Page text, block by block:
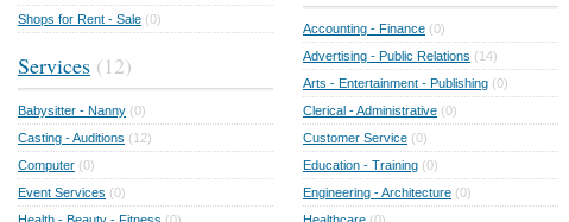
Shops for Rent - Sale (0)
Services (12)
Babysitter - Nanny (0)
Casting - Auditions (12)
Computer (0)
Event Services (0)
Accounting - Finance (0)
Advertising - Public Relations (14)
Arts - Entertainment - Publishing (0)
Clerical - Administrative (0)
Customer Service (0)
Education - Training (0)
Engineering - Architecture (0)